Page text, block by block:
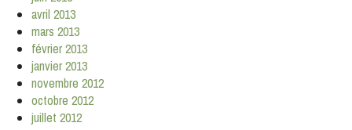
avril 2013
mars 2013
février 2013
janvier 2013
novembre 2012
octobre 2012
juillet 2012